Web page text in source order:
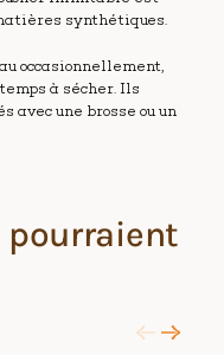
synthétiques.
occasionnellement,
à sécher. Ils
avec une brosse ou un
pourraient